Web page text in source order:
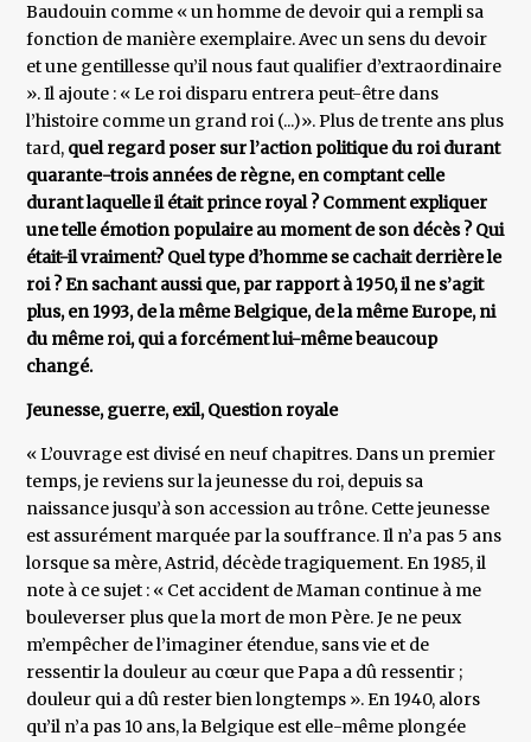
Baudouin comme « un homme de devoir qui a rempli sa
fonction de manière exemplaire. Avec un sens du devoir
et une gentillesse qu’il nous faut qualifier d’extraordinaire
». Il ajoute : « Le roi disparu entrera peut-être dans
l’histoire comme un grand roi (...)». Plus de trente ans plus
tard, quel regard poser sur l’action politique du roi durant
quarante-trois années de règne, en comptant celle
durant laquelle il était prince royal ? Comment expliquer
une telle émotion populaire au moment de son décès ? Qui
était-il vraiment? Quel type d’homme se cachait derrière le
roi ? En sachant aussi que, par rapport à 1950, il ne s’agit
plus, en 1993, de la même Belgique, de la même Europe, ni
du même roi, qui a forcément lui-même beaucoup
changé.
Jeunesse, guerre, exil, Question royale
« L’ouvrage est divisé en neuf chapitres. Dans un premier
temps, je reviens sur la jeunesse du roi, depuis sa
naissance jusqu’à son accession au trône. Cette jeunesse
est assurément marquée par la souffrance. Il n’a pas 5 ans
lorsque sa mère, Astrid, décède tragiquement. En 1985, il
note à ce sujet : « Cet accident de Maman continue à me
bouleverser plus que la mort de mon Père. Je ne peux
m’empêcher de l’imaginer étendue, sans vie et de
ressentir la douleur au cœur que Papa a dû ressentir ;
douleur qui a dû rester bien longtemps ». En 1940, alors
qu’il n’a pas 10 ans, la Belgique est elle-même plongée